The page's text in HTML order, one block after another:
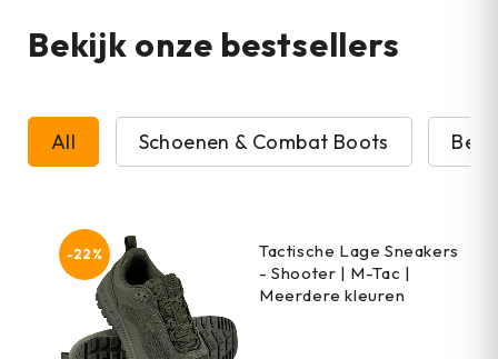
Bekijk onze bestsellers
All Schoenen & Combat Boots
-22%
Tactische Lage Sneakers
- Shooter | M-Tac |
Meerdere kleuren